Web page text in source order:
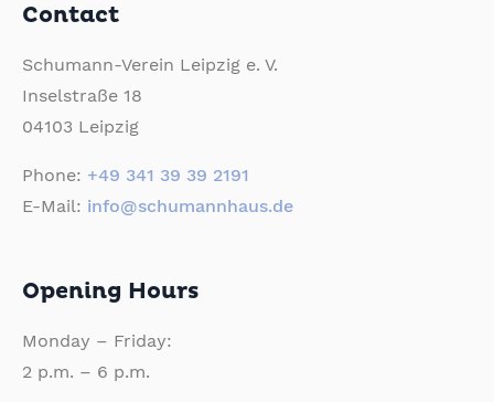
Contact
Schumann-Verein Leipzig e. V.
Inselstraße 18
04103 Leipzig
Phone: +49 341 39 39 2191
E-Mail: info@schumannhaus.de
Opening Hours
Monday – Friday:
2 p.m. – 6 p.m.